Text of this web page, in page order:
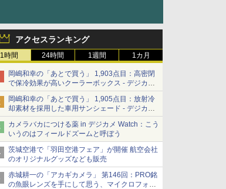
アクセスランキング
1時間 24時間 1週間 1カ月
岡嶋和幸の「あとで買う」 1,903点目：高密閉
で保冷効果が高いクーラーボックス - デジカメ
Watch
岡嶋和幸の「あとで買う」 1,905点目：放射冷
却素材を採用した車用サンシェード - デジカメ
Watch
カメラバカにつける薬 in デジカメ Watch：こう
いうのはフィールドズームと呼ぼう
茨城空港で「羽田空港フェア」が開催 航空会社
のオリジナルグッズなども販売
赤城耕一の「アカギカメラ」 第146回：PRO銘
の魚眼レンズを手にして思う、マイクロフォー